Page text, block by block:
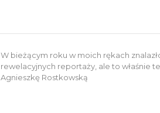
W bieżącym roku w moich rękach
rewelacyjnych reportaży, ale to właśnie
Agnieszkę Rostkowską